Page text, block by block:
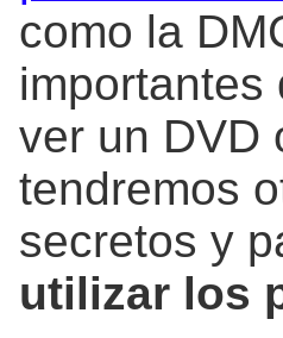
como la
importantes
ver un DVD
tendremos
secretos y
utilizar los